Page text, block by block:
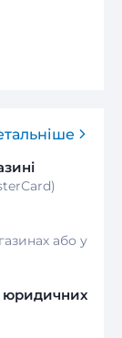
або у
юридичних